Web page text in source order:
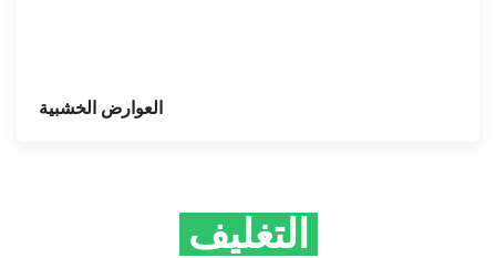
العوارض الخشبية
التغليف